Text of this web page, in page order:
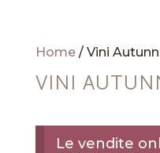
Home/ Vini
VINI
Le vendite